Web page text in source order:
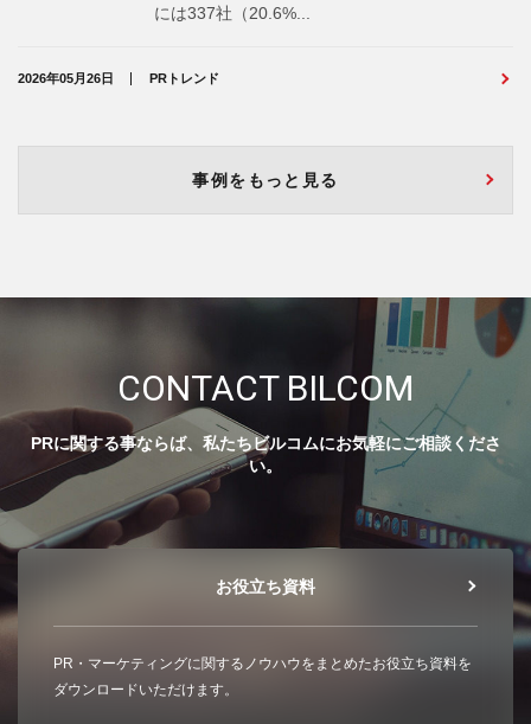
には337社（20.6%...
2026年05月26日 PRトレンド
事例をもっと見る
CONTACT BILCOM
PRに関する事ならば、私たちビルコムにお気軽にご相談くださ
い。
お役立ち資料
PR・マーケティングに関するノウハウをまとめたお役立ち資料を
ダウンロードいただけます。